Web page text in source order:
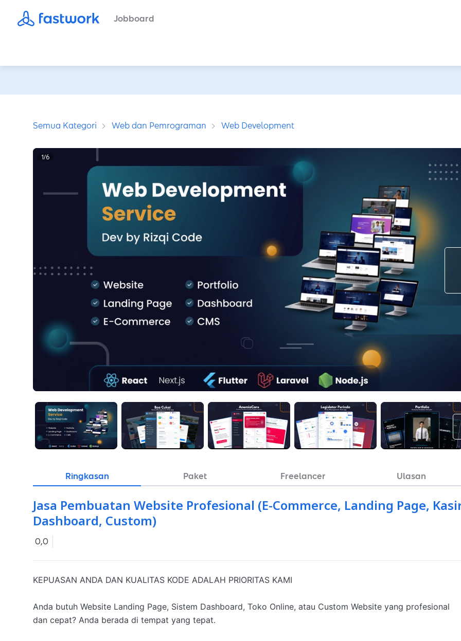
Jobboard
Semua Kategori Web dan Pemrograman Web Development
1/6
Ringkasan Paket Freelancer Ulasan
Jasa Pembuatan Website Profesional (E-Commerce, Landing Page,
Dashboard, Custom)
0,0
KEPUASAN ANDA DAN KUALITAS KODE ADALAH PRIORITAS KAMI
Anda butuh Website Landing Page, Sistem Dashboard, Toko Online, atau Custom Website yang profesional
dan cepat? Anda berada di tempat yang tepat.